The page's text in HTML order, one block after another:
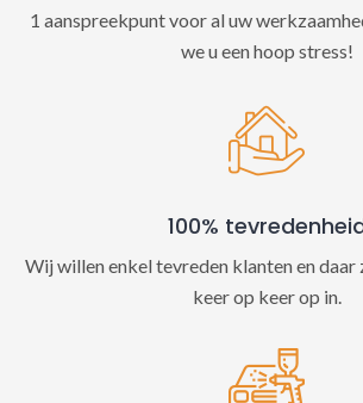
1 aanspreekpunt voor al uw
we u een hoop stress!
100%
Wij willen enkel tevreden klanten en daar
keer op keer op in.